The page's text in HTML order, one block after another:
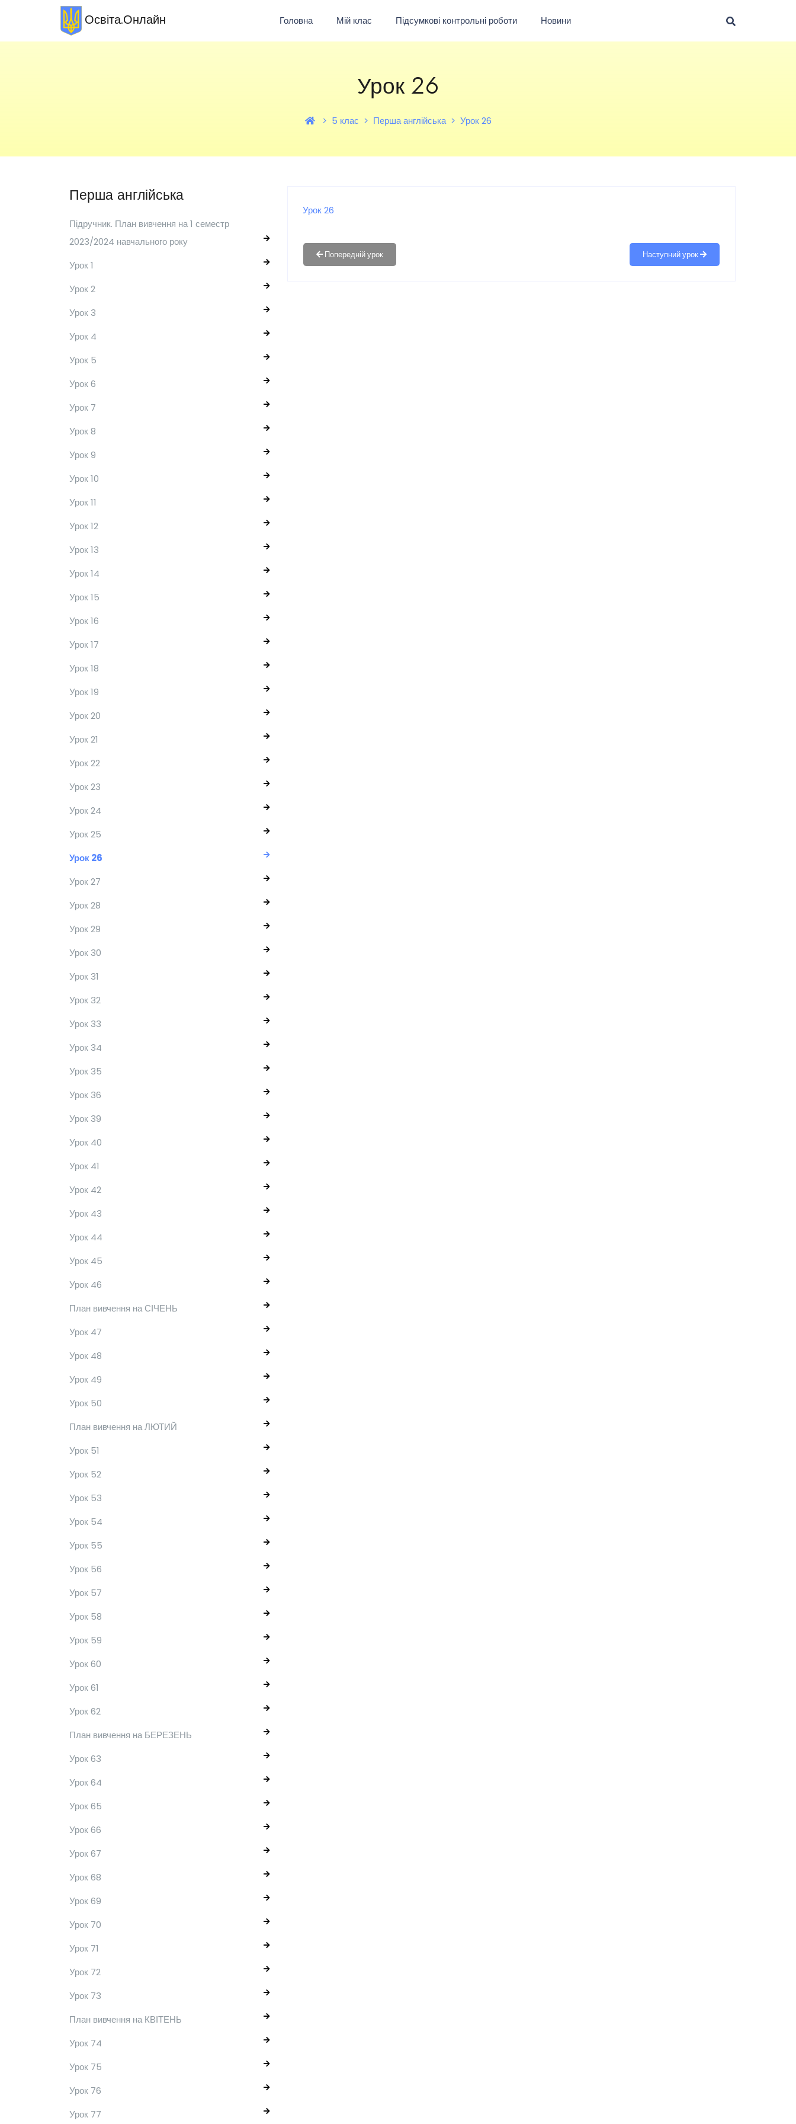
Освіта.Онлайн Головна Мій клас Підсумкові контрольні роботи Новини
Урок 26
5 клас Перша англійська Урок 26
Перша англійська
Підручник. План вивчення на 1 семестр
2023/2024 навчального року
Урок 1
Урок 2
Урок 3
Урок 4
Урок 5
Урок 6
Урок 7
Урок 8
Урок 9
Урок 10
Урок 11
Урок 12
Урок 13
Урок 14
Урок 15
Урок 16
Урок 17
Урок 18
Урок 19
Урок 20
Урок 21
Урок 22
Урок 23
Урок 24
Урок 25
Урок 26
Урок 27
Урок 28
Урок 29
Урок 30
Урок 31
Урок 32
Урок 33
Урок 34
Урок 35
Урок 36
Урок 39
Урок 40
Урок 41
Урок 42
Урок 43
Урок 44
Урок 45
Урок 46
План вивчення на СІЧЕНЬ
Урок 47
Урок 48
Урок 49
Урок 50
План вивчення на ЛЮТИЙ
Урок 51
Урок 52
Урок 53
Урок 54
Урок 55
Урок 56
Урок 57
Урок 58
Урок 59
Урок 60
Урок 61
Урок 62
План вивчення на БЕРЕЗЕНЬ
Урок 63
Урок 64
Урок 65
Урок 66
Урок 67
Урок 68
Урок 69
Урок 70
Урок 71
Урок 72
Урок 73
План вивчення на КВІТЕНЬ
Урок 74
Урок 75
Урок 76
Урок 77
Урок 26
Наступний урок